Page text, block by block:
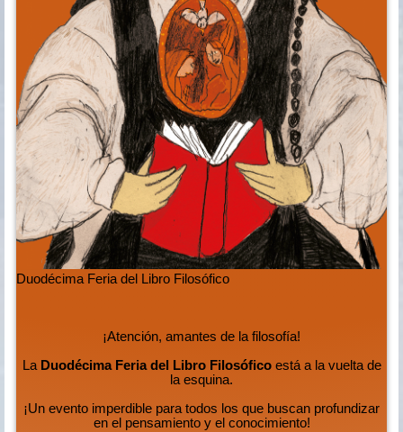
Duodécima Feria del Libro Filosófico
¡Atención, amantes de la filosofía!
La Duodécima Feria del Libro Filosófico está a la vuelta de
la esquina.
¡Un evento imperdible para todos los que buscan profundizar
en el pensamiento y el conocimiento!